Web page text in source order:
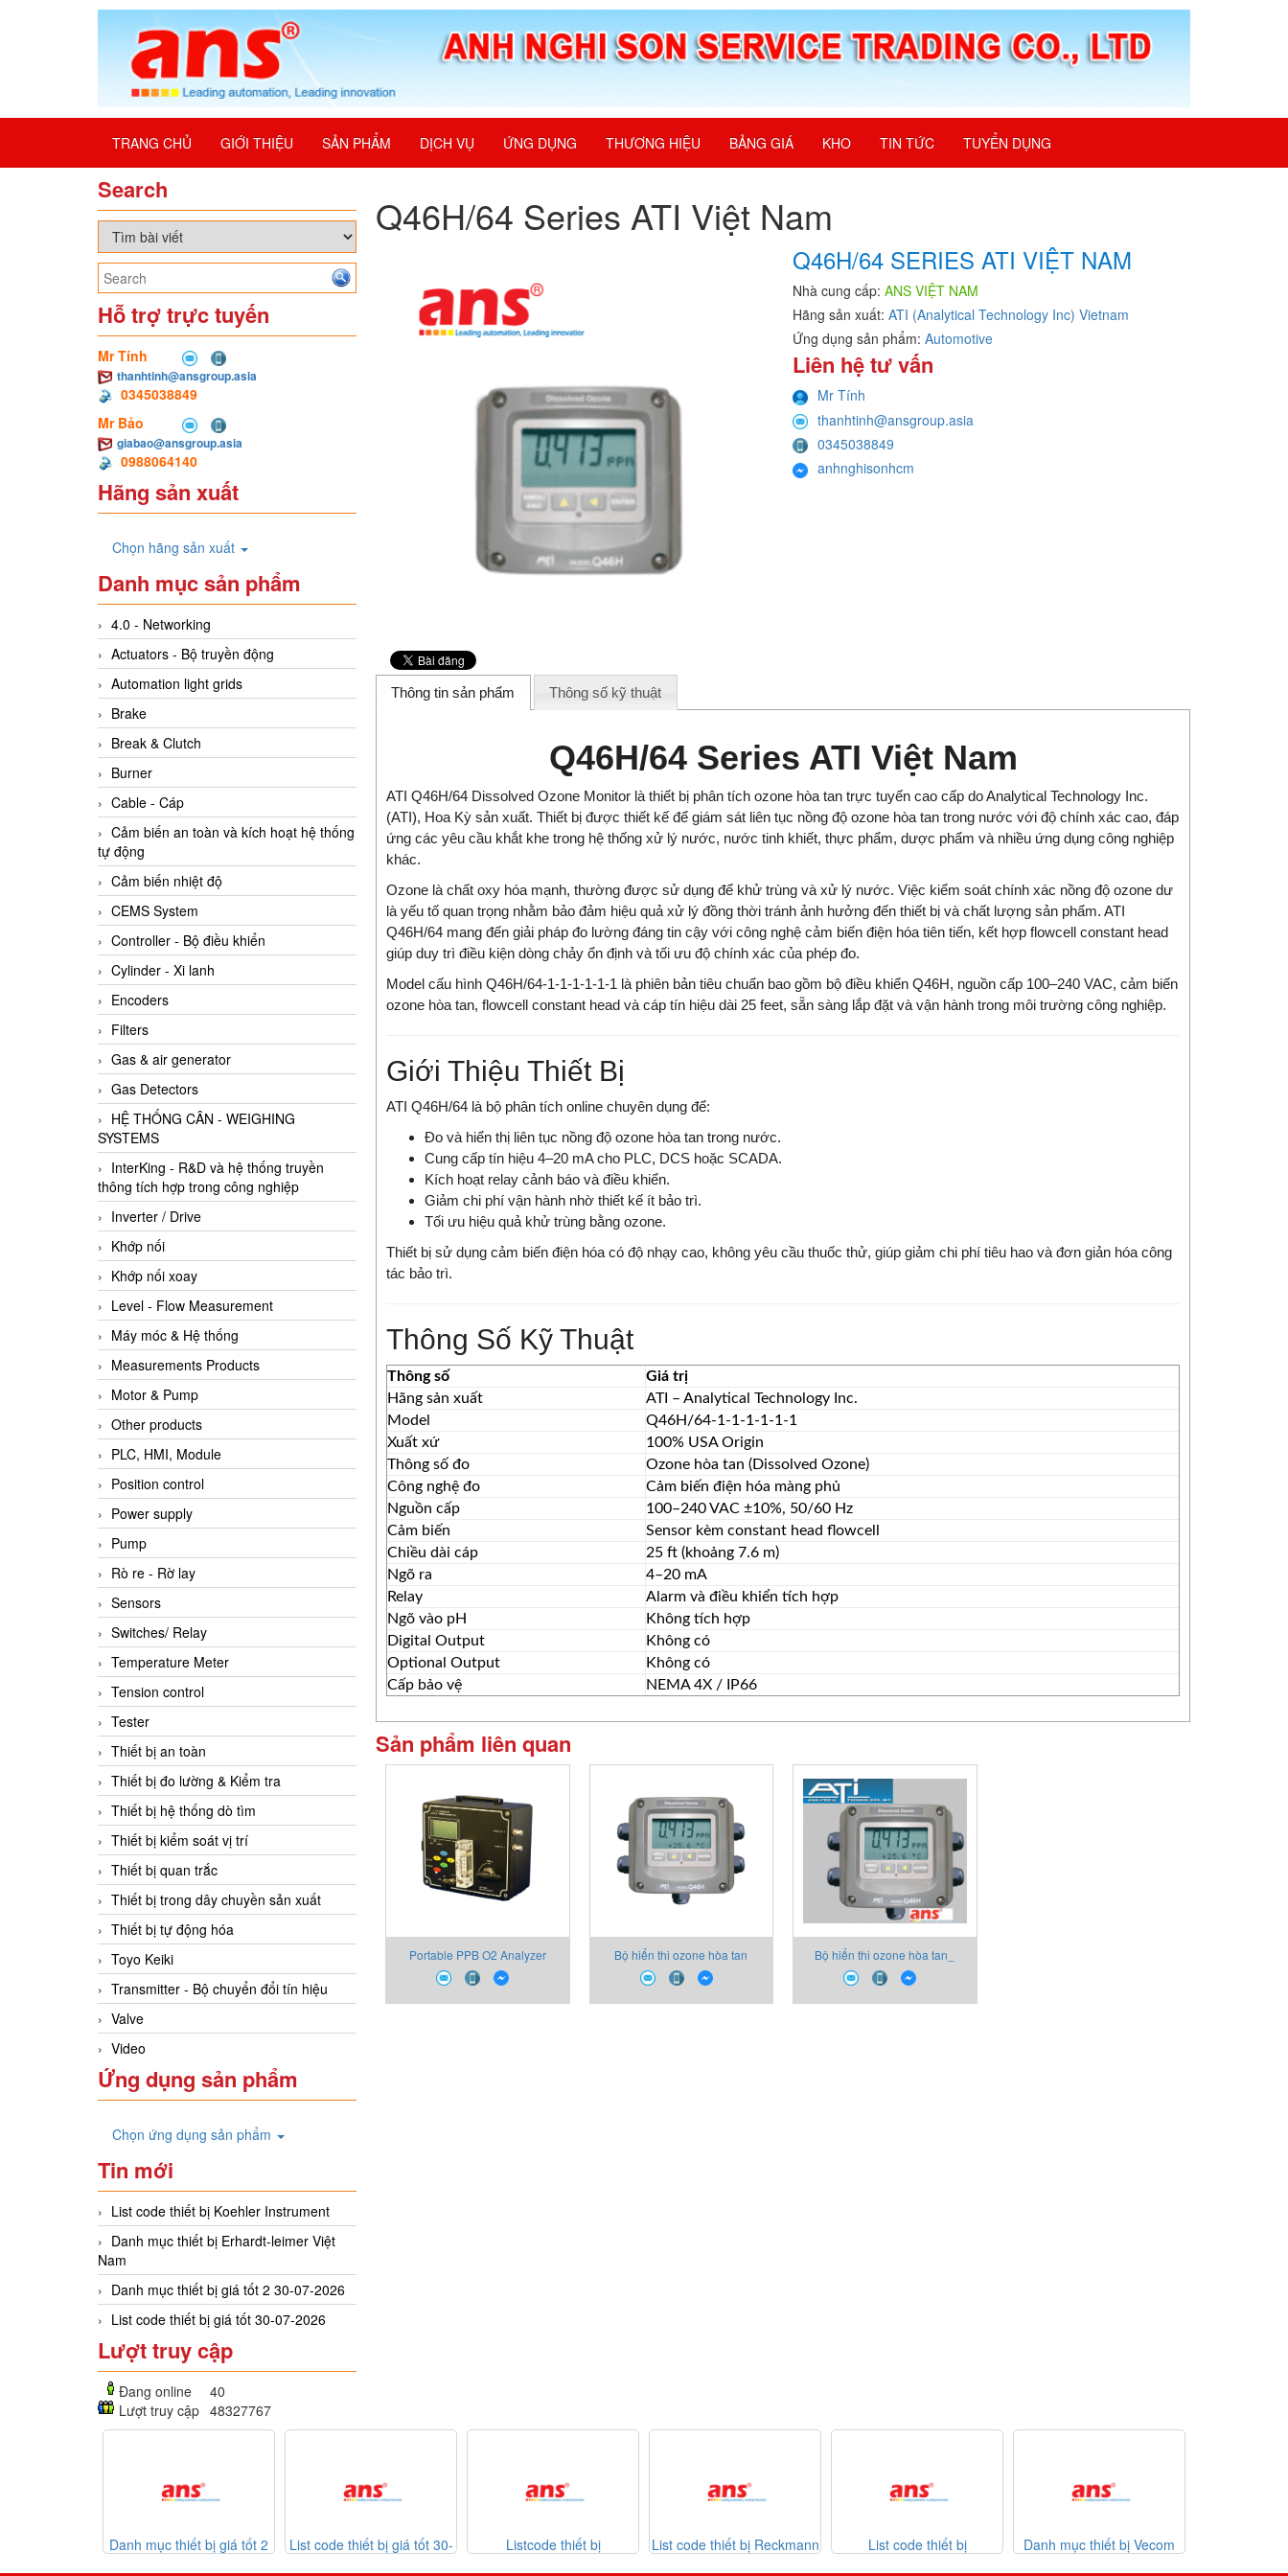
TRANG CHỦ GIỚI THIỆU SẢN PHẨM DỊCH VỤ ỨNG DỤNG THƯƠNG HIỆU BẢNG GIÁ KHO TIN TỨC TUYỂN DỤNG
Search
Hỗ trợ trực tuyến
Mr Tính
thanhtinh@ansgroup.asia
0345038849
Mr Bảo
giabao@ansgroup.asia
0988064140
Hãng sản xuất
Chọn hãng sản xuất
Danh mục sản phẩm
4.0 - Networking
Actuators - Bộ truyền động
Automation light grids
Brake
Break & Clutch
Burner
Cable - Cáp
Cảm biến an toàn và kích hoạt hệ thống
tự động
Cảm biến nhiệt độ
CEMS System
Controller - Bộ điều khiển
Cylinder - Xi lanh
Encoders
Filters
Gas & air generator
Gas Detectors
HỆ THỐNG CÂN - WEIGHING
SYSTEMS
InterKing - R&D và hệ thống truyền
thông tích hợp trong công nghiệp
Inverter / Drive
Khớp nối
Khớp nối xoay
Level - Flow Measurement
Máy móc & Hệ thống
Measurements Products
Motor & Pump
Other products
PLC, HMI, Module
Position control
Power supply
Pump
Rò re - Rờ lay
Sensors
Switches/ Relay
Temperature Meter
Tension control
Tester
Thiết bị an toàn
Thiết bị đo lường & Kiểm tra
Thiết bị hệ thống dò tìm
Thiết bị kiểm soát vị trí
Thiết bị quan trắc
Thiết bị trong dây chuyền sản xuất
Thiết bị tự động hóa
Toyo Keiki
Transmitter - Bộ chuyển đổi tín hiệu
Valve
Video
Ứng dụng sản phẩm
Chọn ứng dụng sản phẩm
Tin mới
List code thiết bị Koehler Instrument
Danh mục thiết bị Erhardt-leimer Việt
Nam
Danh mục thiết bị giá tốt 2 30-07-2026
List code thiết bị giá tốt 30-07-2026
Lượt truy cập
Đang online
40
Lượt truy cập 48327767
Q46H/64 Series ATI Việt Nam
Q46H/64 SERIES ATI VIỆT NAM
Nhà cung cấp: ANS VIỆT NAM
Hãng sản xuất: ATI (Analytical Technology Inc) Vietnam
Ứng dụng sản phẩm: Automotive
Liên hệ tư vấn
Mr Tính
thanhtinh@ansgroup.asia
0345038849
anhnghisonhcm
Thông tin sản phẩm Thông số kỹ thuật
Q46H/64 Series ATI Việt Nam
ATI Q46H/64 Dissolved Ozone Monitor là thiết bị phân tích ozone hòa tan trực tuyến cao cấp do Analytical Technology Inc.
(ATI), Hoa Kỳ sản xuất. Thiết bị được thiết kế để giám sát liên tục nồng độ ozone hòa tan trong nước với độ chính xác cao, đáp
ứng các yêu cầu khắt khe trong hệ thống xử lý nước, nước tinh khiết, thực phẩm, dược phẩm và nhiều ứng dụng công nghiệp
khác.
Ozone là chất oxy hóa mạnh, thường được sử dụng để khử trùng và xử lý nước. Việc kiểm soát chính xác nồng độ ozone dư
là yếu tố quan trọng nhằm bảo đảm hiệu quả xử lý đồng thời tránh ảnh hưởng đến thiết bị và chất lượng sản phẩm. ATI
Q46H/64 mang đến giải pháp đo lường đáng tin cậy với công nghệ cảm biến điện hóa tiên tiến, kết hợp flowcell constant head
giúp duy trì điều kiện dòng chảy ổn định và tối ưu độ chính xác của phép đo.
Model cấu hình Q46H/64-1-1-1-1-1-1 là phiên bản tiêu chuẩn bao gồm bộ điều khiển Q46H, nguồn cấp 100–240 VAC, cảm biến
ozone hòa tan, flowcell constant head và cáp tín hiệu dài 25 feet, sẵn sàng lắp đặt và vận hành trong môi trường công nghiệp.
Giới Thiệu Thiết Bị
ATI Q46H/64 là bộ phân tích online chuyên dụng để:
Đo và hiển thị liên tục nồng độ ozone hòa tan trong nước.
Cung cấp tín hiệu 4–20 mA cho PLC, DCS hoặc SCADA.
Kích hoạt relay cảnh báo và điều khiển.
Giảm chi phí vận hành nhờ thiết kế ít bảo trì.
Tối ưu hiệu quả khử trùng bằng ozone.
Thiết bị sử dụng cảm biến điện hóa có độ nhạy cao, không yêu cầu thuốc thử, giúp giảm chi phí tiêu hao và đơn giản hóa công
tác bảo trì.
Thông Số Kỹ Thuật
Thông số
Giá trị
Hãng sản xuất
ATI – Analytical Technology Inc.
Model
Q46H/64-1-1-1-1-1-1
Xuất xứ
100% USA Origin
Thông số đo
Ozone hòa tan (Dissolved Ozone)
Công nghệ đo
Cảm biến điện hóa màng phủ
Nguồn cấp
100–240 VAC ±10%, 50/60 Hz
Cảm biến
Sensor kèm constant head flowcell
Chiều dài cáp
25 ft (khoảng 7.6 m)
Ngõ ra
4–20 mA
Relay
Alarm và điều khiển tích hợp
Ngõ vào pH
Không tích hợp
Digital Output
Không có
Optional Output
Không có
Cấp bảo vệ
NEMA 4X / IP66
Sản phẩm liên quan
Portable PPB O2 Analyzer
Bộ hiển thi ozone hòa tan
Q46H-64 ATI (Analytical
Technology, Inc)
Bộ hiển thi ozone hòa tan_
Q46H-64
Danh mục thiết bị giá tốt 2
List code thiết bị giá tốt 30-
Listcode thiết bị
List code thiết bị Reckmann
List code thiết bị
Danh mục thiết bị Vecom